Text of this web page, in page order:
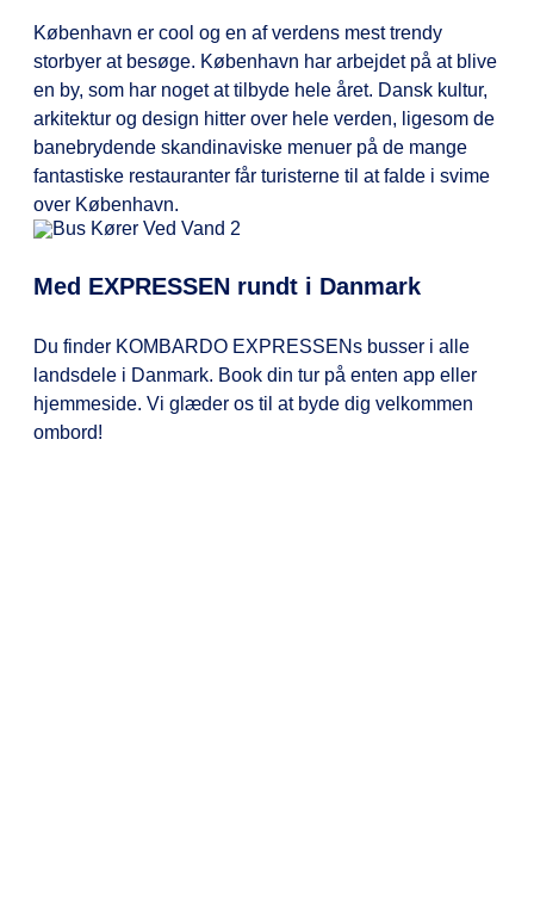
København er cool og en af verdens mest trendy
storbyer at besøge. København har arbejdet på at blive
en by, som har noget at tilbyde hele året. Dansk kultur,
arkitektur og design hitter over hele verden, ligesom de
banebrydende skandinaviske menuer på de mange
fantastiske restauranter får turisterne til at falde i svime
over København.
Med EXPRESSEN rundt i Danmark
Du finder KOMBARDO EXPRESSENs busser i alle
landsdele i Danmark. Book din tur på enten app eller
hjemmeside. Vi glæder os til at byde dig velkommen
ombord!